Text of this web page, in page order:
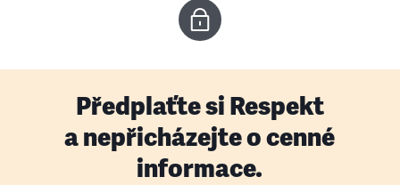
Předplaťte si Respekt
a nepřicházejte o cenné
informace.